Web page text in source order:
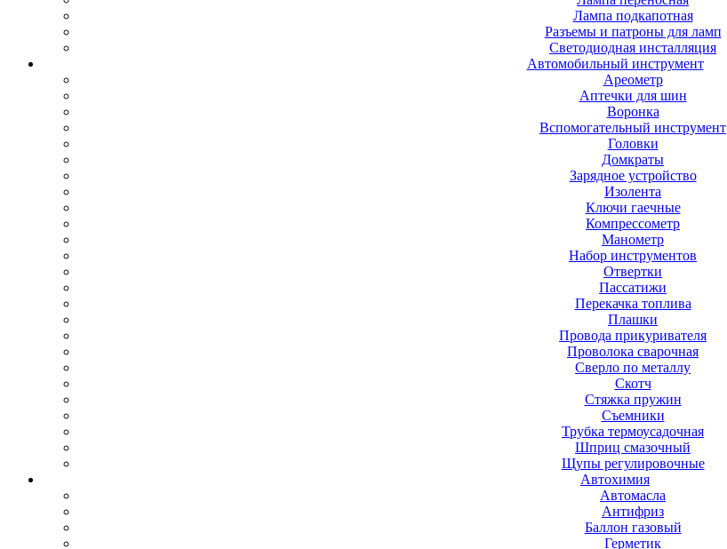
Лампа подкапотная
Разъемы и патроны для ламп
Светодиодная инсталляция
Автомобильный инструмент
Ареометр
Аптечки для шин
Воронка
Вспомогательный инструмент
Головки
Домкраты
Зарядное устройство
Изолента
Ключи гаечные
Компрессометр
Манометр
Набор инструментов
Отвертки
Пассатижи
Перекачка топлива
Плашки
Провода прикуривателя
Проволока сварочная
Сверло по металлу
Скотч
Стяжка пружин
Съемники
Трубка термоусадочная
Шприц смазочный
Щупы регулировочные
Автохимия
Автомасла
Антифриз
Баллон газовый
Герметик